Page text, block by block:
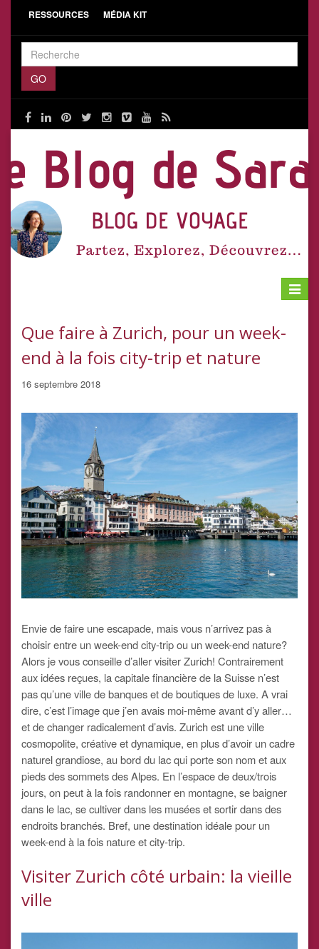
RESSOURCES MÉDIA KIT
Toggle
Que faire à Zurich, pour un week-
end à la fois city-trip et nature
16 septembre 2018
Envie de faire une escapade, mais vous n’arrivez pas à
choisir entre un week-end city-trip ou un week-end nature?
Alors je vous conseille d’aller visiter Zurich! Contrairement
aux idées reçues, la capitale financière de la Suisse n’est
pas qu’une ville de banques et de boutiques de luxe. A vrai
dire, c’est l’image que j’en avais moi-même avant d’y aller…
et de changer radicalement d’avis. Zurich est une ville
cosmopolite, créative et dynamique, en plus d’avoir un cadre
naturel grandiose, au bord du lac qui porte son nom et aux
pieds des sommets des Alpes. En l’espace de deux/trois
jours, on peut à la fois randonner en montagne, se baigner
dans le lac, se cultiver dans les musées et sortir dans des
endroits branchés. Bref, une destination idéale pour un
week-end à la fois nature et city-trip.
Visiter Zurich côté urbain: la vieille
ville